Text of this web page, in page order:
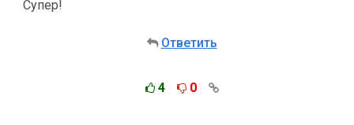
Супер!
Ответить
4 0